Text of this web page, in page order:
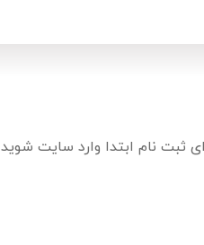
ثبت نام ابتدا وارد سایت شوید